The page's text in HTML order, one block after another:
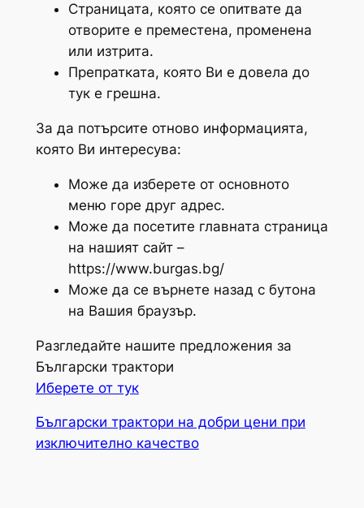
Страницата, която се опитвате да
отворите е преместена, променена
или изтрита.
Препратката, която Ви е довела до
тук е грешна.
За да потърсите отново информацията,
която Ви интересува:
Може да изберете от основното
меню горе друг адрес.
Може да посетите главната страница
на нашият сайт –
https://www.burgas.bg/
Може да се върнете назад с бутона
на Вашия браузър.
Разгледайте нашите предложения за
Български трактори
Иберете от тук
Български трактори на добри цени при
изключително качество